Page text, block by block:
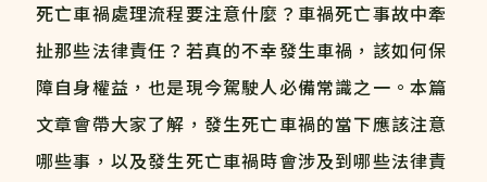
死亡車禍處理流程要注意什麼？車禍死亡事故中牽
扯那些法律責任？若真的不幸發生車禍，該如何保
障自身權益，也是現今駕駛人必備常識之一。本篇
文章會帶大家了解，發生死亡車禍的當下應該注意
哪些事，以及發生死亡車禍時會涉及到哪些法律責